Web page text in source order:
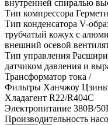
внутренней спиралью
Тип компрессора
Тип конденсатора V-
трубчатый кожух с
внешний осевой
Тип управления
датчиком давления и
Трансформатор тока /
Фильтры Ханчжоу
Хладагент R22/R404C
Электропитание 380В/
Производительность